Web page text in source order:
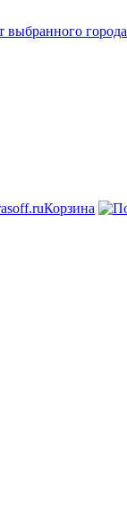
выбранного города
Корзина